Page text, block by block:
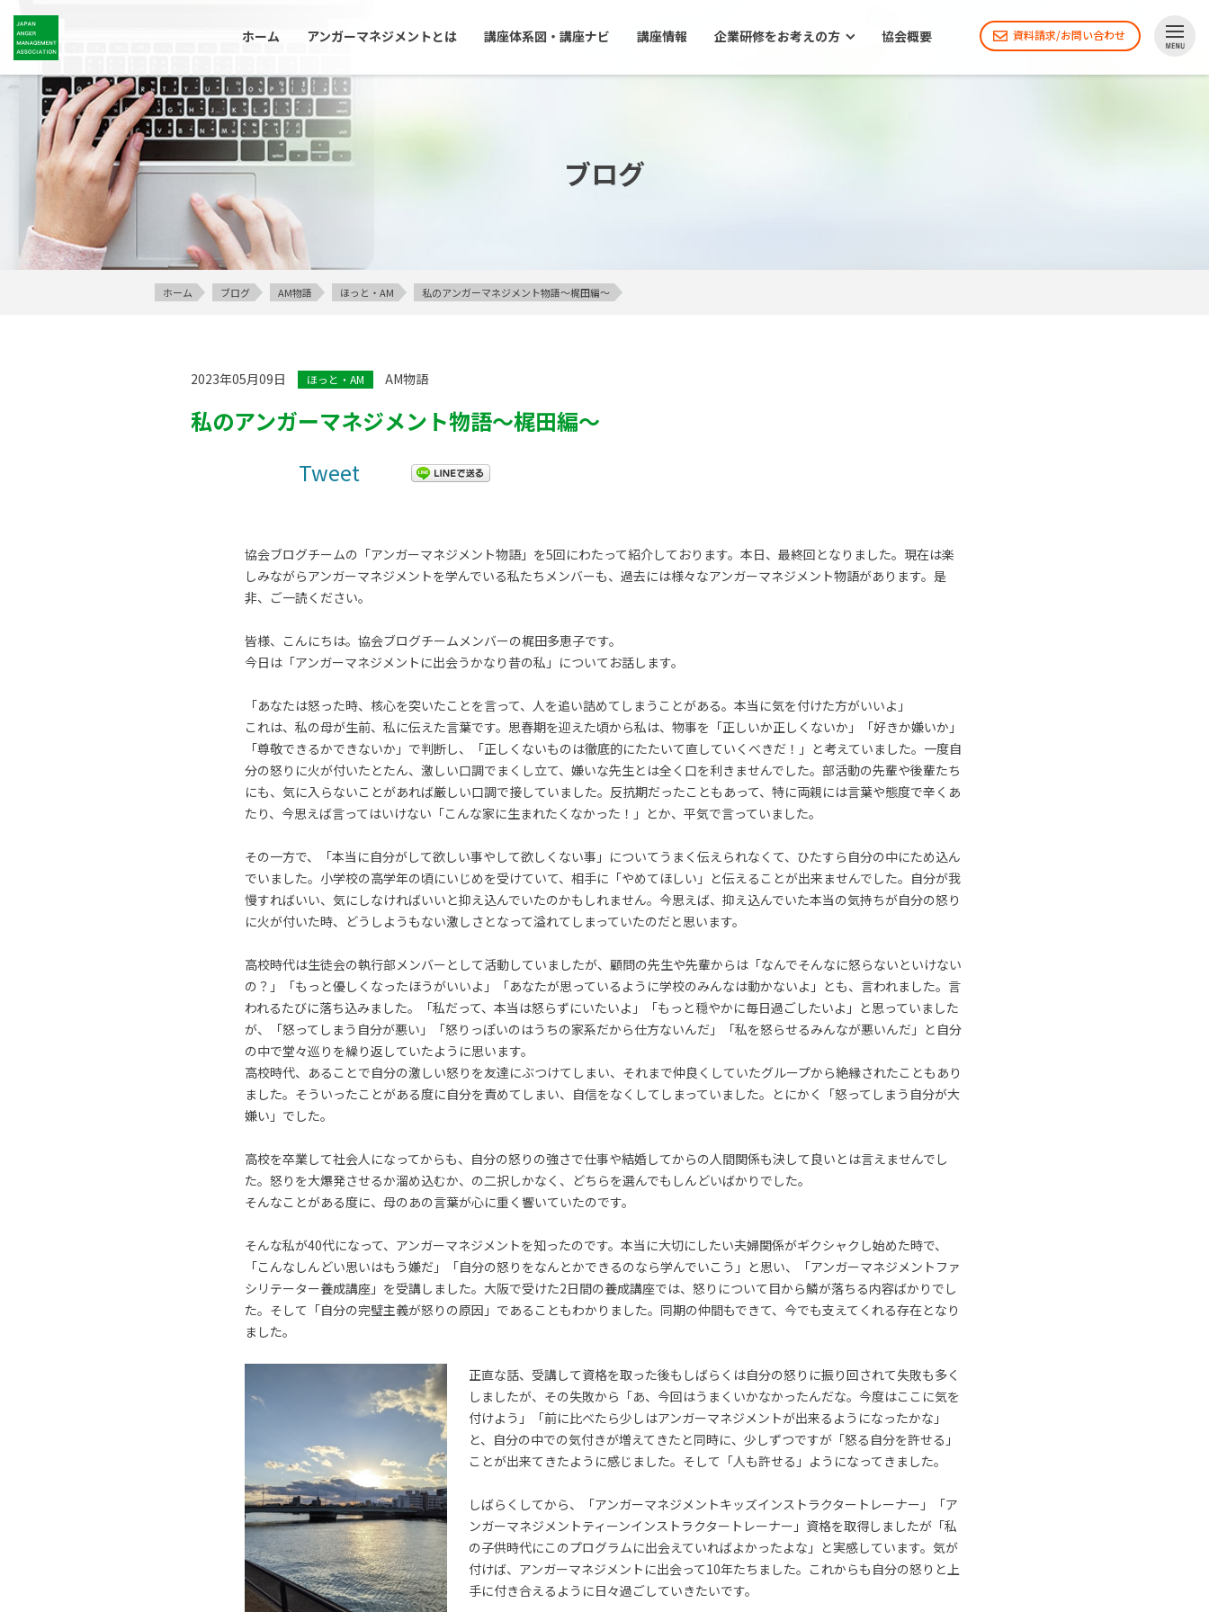
ホーム アンガーマネジメントとは 講座体系図・講座ナビ 講座情報 企業研修をお考えの方 協会概要 資料請求/お問い合わせ
ブログ
ホーム ブログ AM物語 ほっと・AM 私のアンガーマネジメント物語～梶田編～
2023年05月09日 ほっと・AM AM物語
私のアンガーマネジメント物語～梶田編～
Tweet
協会ブログチームの「アンガーマネジメント物語」を5回にわたって紹介しております。本日、最終回となりました。現在は楽
しみながらアンガーマネジメントを学んでいる私たちメンバーも、過去には様々なアンガーマネジメント物語があります。是
非、ご一読ください。
皆様、こんにちは。協会ブログチームメンバーの梶田多恵子です。
今日は「アンガーマネジメントに出会うかなり昔の私」についてお話します。
「あなたは怒った時、核心を突いたことを言って、人を追い詰めてしまうことがある。本当に気を付けた方がいいよ」
これは、私の母が生前、私に伝えた言葉です。思春期を迎えた頃から私は、物事を「正しいか正しくないか」「好きか嫌いか」
「尊敬できるかできないか」で判断し、「正しくないものは徹底的にたたいて直していくべきだ！」と考えていました。一度自
分の怒りに火が付いたとたん、激しい口調でまくし立て、嫌いな先生とは全く口を利きませんでした。部活動の先輩や後輩たち
にも、気に入らないことがあれば厳しい口調で接していました。反抗期だったこともあって、特に両親には言葉や態度で辛くあ
たり、今思えば言ってはいけない「こんな家に生まれたくなかった！」とか、平気で言っていました。
その一方で、「本当に自分がして欲しい事やして欲しくない事」についてうまく伝えられなくて、ひたすら自分の中にため込ん
でいました。小学校の高学年の頃にいじめを受けていて、相手に「やめてほしい」と伝えることが出来ませんでした。自分が我
慢すればいい、気にしなければいいと抑え込んでいたのかもしれません。今思えば、抑え込んでいた本当の気持ちが自分の怒り
に火が付いた時、どうしようもない激しさとなって溢れてしまっていたのだと思います。
高校時代は生徒会の執行部メンバーとして活動していましたが、顧問の先生や先輩からは「なんでそんなに怒らないといけない
の？」「もっと優しくなったほうがいいよ」「あなたが思っているように学校のみんなは動かないよ」とも、言われました。言
われるたびに落ち込みました。「私だって、本当は怒らずにいたいよ」「もっと穏やかに毎日過ごしたいよ」と思っていました
が、「怒ってしまう自分が悪い」「怒りっぽいのはうちの家系だから仕方ないんだ」「私を怒らせるみんなが悪いんだ」と自分
の中で堂々巡りを繰り返していたように思います。
高校時代、あることで自分の激しい怒りを友達にぶつけてしまい、それまで仲良くしていたグループから絶縁されたこともあり
ました。そういったことがある度に自分を責めてしまい、自信をなくしてしまっていました。とにかく「怒ってしまう自分が大
嫌い」でした。
高校を卒業して社会人になってからも、自分の怒りの強さで仕事や結婚してからの人間関係も決して良いとは言えませんでし
た。怒りを大爆発させるか溜め込むか、の二択しかなく、どちらを選んでもしんどいばかりでした。
そんなことがある度に、母のあの言葉が心に重く響いていたのです。
そんな私が40代になって、アンガーマネジメントを知ったのです。本当に大切にしたい夫婦関係がギクシャクし始めた時で、
「こんなしんどい思いはもう嫌だ」「自分の怒りをなんとかできるのなら学んでいこう」と思い、「アンガーマネジメントファ
シリテーター養成講座」を受講しました。大阪で受けた2日間の養成講座では、怒りについて目から鱗が落ちる内容ばかりでし
た。そして「自分の完璧主義が怒りの原因」であることもわかりました。同期の仲間もできて、今でも支えてくれる存在となり
ました。
正直な話、受講して資格を取った後もしばらくは自分の怒りに振り回されて失敗も多く
しましたが、その失敗から「あ、今回はうまくいかなかったんだな。今度はここに気を
付けよう」「前に比べたら少しはアンガーマネジメントが出来るようになったかな」
と、自分の中での気付きが増えてきたと同時に、少しずつですが「怒る自分を許せる」
ことが出来てきたように感じました。そして「人も許せる」ようになってきました。
しばらくしてから、「アンガーマネジメントキッズインストラクタートレーナー」「ア
ンガーマネジメントティーンインストラクタートレーナー」資格を取得しましたが「私
の子供時代にこのプログラムに出会えていればよかったよな」と実感しています。気が
付けば、アンガーマネジメントに出会って10年たちました。これからも自分の怒りと上
手に付き合えるように日々過ごしていきたいです。